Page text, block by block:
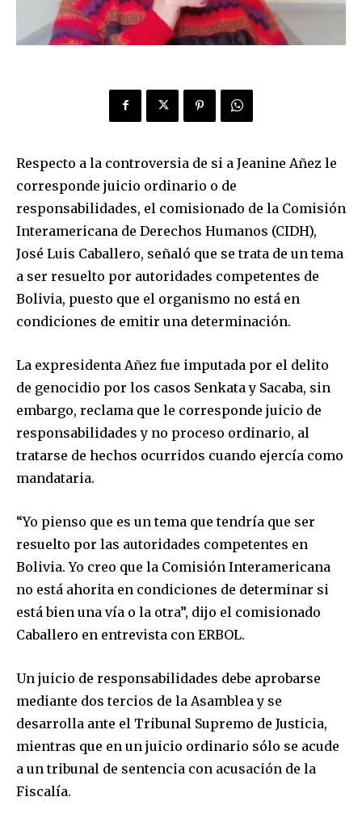
Respecto a la controversia de si a Jeanine Añez le
corresponde juicio ordinario o de
responsabilidades, el comisionado de la Comisión
Interamericana de Derechos Humanos (CIDH),
José Luis Caballero, señaló que se trata de un tema
a ser resuelto por autoridades competentes de
Bolivia, puesto que el organismo no está en
condiciones de emitir una determinación.
La expresidenta Añez fue imputada por el delito
de genocidio por los casos Senkata y Sacaba, sin
embargo, reclama que le corresponde juicio de
responsabilidades y no proceso ordinario, al
tratarse de hechos ocurridos cuando ejercía como
mandataria.
“Yo pienso que es un tema que tendría que ser
resuelto por las autoridades competentes en
Bolivia. Yo creo que la Comisión Interamericana
no está ahorita en condiciones de determinar si
está bien una vía o la otra”, dijo el comisionado
Caballero en entrevista con ERBOL.
Un juicio de responsabilidades debe aprobarse
mediante dos tercios de la Asamblea y se
desarrolla ante el Tribunal Supremo de Justicia,
mientras que en un juicio ordinario sólo se acude
a un tribunal de sentencia con acusación de la
Fiscalía.